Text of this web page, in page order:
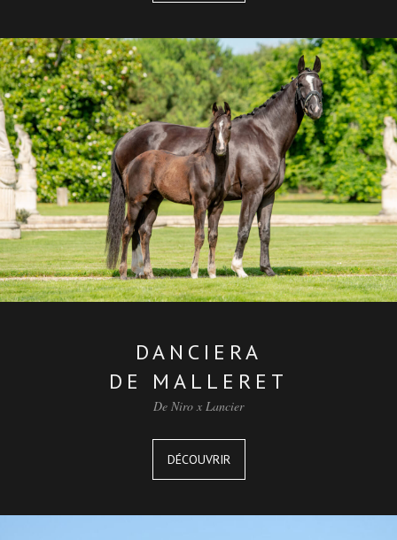
DANCIERA
DE MALLERET
De Niro x Lancier
DÉCOUVRIR